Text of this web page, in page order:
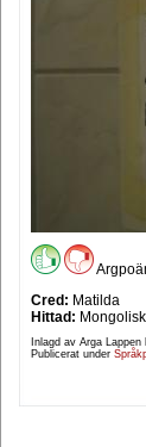
Cred: Matilda
Hittad:
Inlagd av Arga Lappen
Publicerat under